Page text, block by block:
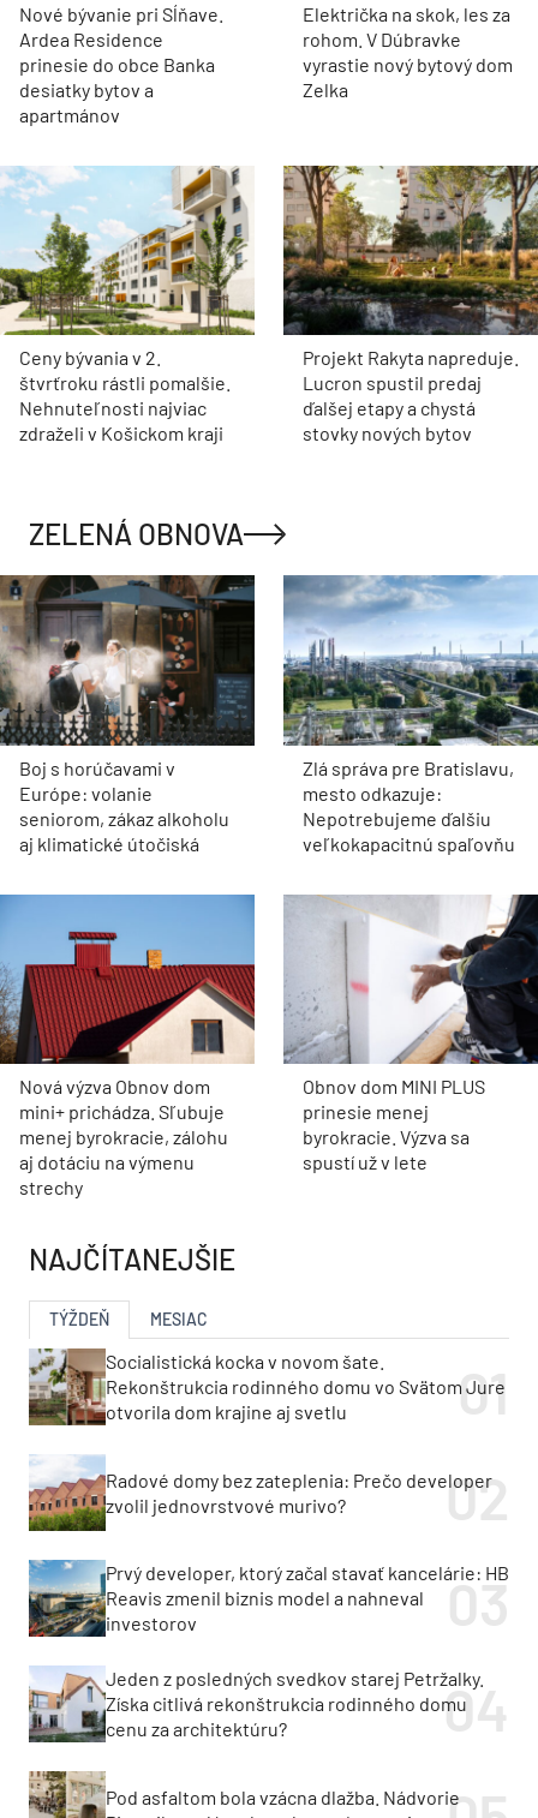
Nové bývanie pri Sĺňave.
Ardea Residence
prinesie do obce Banka
desiatky bytov a
apartmánov
Električka na skok, les za
rohom. V Dúbravke
vyrastie nový bytový dom
Zelka
Ceny bývania v 2.
štvrťroku rástli pomalšie.
Nehnuteľnosti najviac
zdraželi v Košickom kraji
Projekt Rakyta napreduje.
Lucron spustil predaj
ďalšej etapy a chystá
stovky nových bytov
ZELENÁ OBNOVA
Boj s horúčavami v
Európe: volanie
seniorom, zákaz alkoholu
aj klimatické útočiská
Zlá správa pre Bratislavu,
mesto odkazuje:
Nepotrebujeme ďalšiu
veľkokapacitnú spaľovňu
Nová výzva Obnov dom
mini+ prichádza. Sľubuje
menej byrokracie, zálohu
aj dotáciu na výmenu
strechy
Obnov dom MINI PLUS
prinesie menej
byrokracie. Výzva sa
spustí už v lete
NAJČÍTANEJŠIE
TÝŽDEŇ MESIAC
Socialistická kocka v novom šate.
Rekonštrukcia rodinného domu vo Svätom Jure
otvorila dom krajine aj svetlu
Radové domy bez zateplenia: Prečo developer
zvolil jednovrstvové murivo?
Prvý developer, ktorý začal stavať kancelárie: HB
Reavis zmenil biznis model a nahneval
investorov
Jeden z posledných svedkov starej Petržalky.
Získa citlivá rekonštrukcia rodinného domu
cenu za architektúru?
Pod asfaltom bola vzácna dlažba. Nádvorie